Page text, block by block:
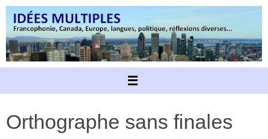
Passer
contenu
Orthographe sans finales